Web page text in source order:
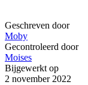
Geschreven door
Moby
Gecontroleerd door
Moises
Bijgewerkt op
2 november 2022